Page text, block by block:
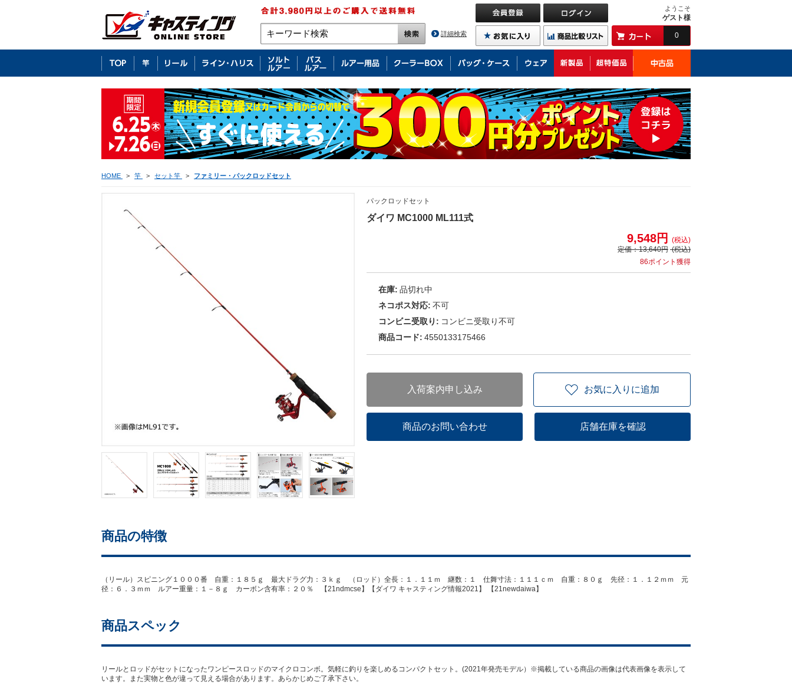
詳細検索
ようこそ
ゲスト様
0
HOME > 竿 > セット竿 > ファミリー・パックロッドセット
パックロッドセット
ダイワ MC1000 ML111式
9,548円
(税込)
定価：13,640円 (税込)
86ポイント獲得
在庫: 品切れ中
ネコポス対応: 不可
コンビニ受取り: コンビニ受取り不可
商品コード: 4550133175466
入荷案内申し込み お気に入りに追加
商品のお問い合わせ 店舗在庫を確認
商品の特徴
（リール）スピニング１０００番 自重：１８５ｇ 最大ドラグ力：３ｋｇ （ロッド）全長：１．１１ｍ 継数：１ 仕舞寸法：１１１ｃｍ 自重：８０ｇ 先径：１．１２ｍｍ 元
径：６．３ｍｍ ルアー重量：１－８ｇ カーボン含有率：２０％ 【21ndmcse】【ダイワ キャスティング情報2021】 【21newdaiwa】
商品スペック
リールとロッドがセットになったワンピースロッドのマイクロコンボ。気軽に釣りを楽しめるコンパクトセット。(2021年発売モデル）※掲載している商品の画像は代表画像を表示して
います。また実物と色が違って見える場合があります。あらかじめご了承下さい。